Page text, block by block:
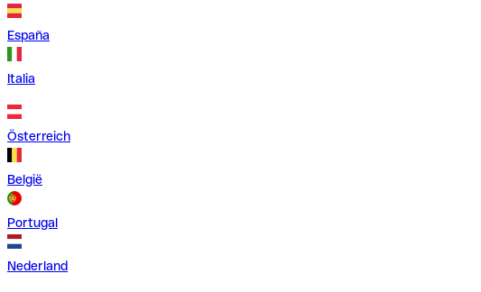
España
Italia
Österreich
België
Portugal
Nederland